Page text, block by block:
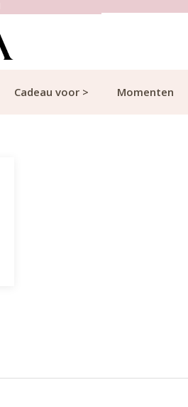
Cadeau voor > Momenten